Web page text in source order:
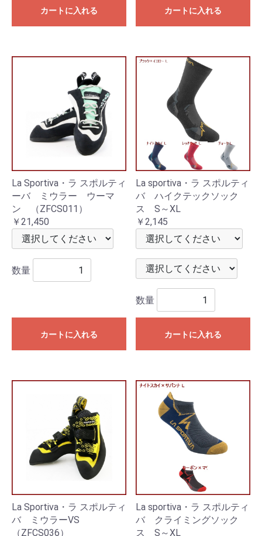
カートに入れる カートに入れる
La Sportiva・ラ スポルティ
ーバ ミウラー ウーマ
ン （ZFCS011）
￥21,450
数量
カートに入れる
La sportiva・ラ スポルティ
バ ハイクテックソック
ス S～XL
￥2,145
数量
カートに入れる
La Sportiva・ラ スポルティ
バ ミウラーVS
（ZFCS036）
La sportiva・ラ スポルティ
バ クライミングソック
ス S～XL